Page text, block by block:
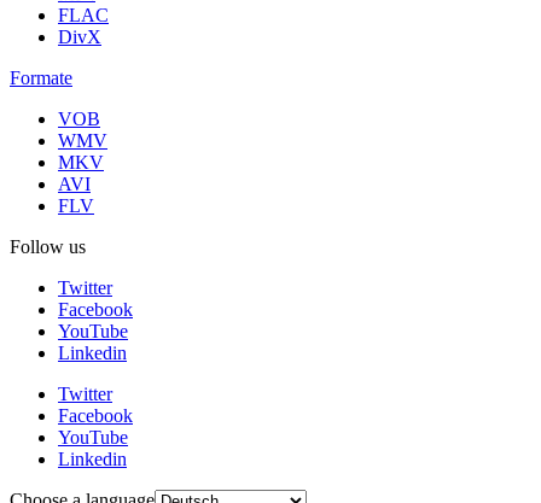
FLAC
DivX
Formate
VOB
WMV
MKV
AVI
FLV
Follow us
Twitter
Facebook
YouTube
Linkedin
Twitter
Facebook
YouTube
Linkedin